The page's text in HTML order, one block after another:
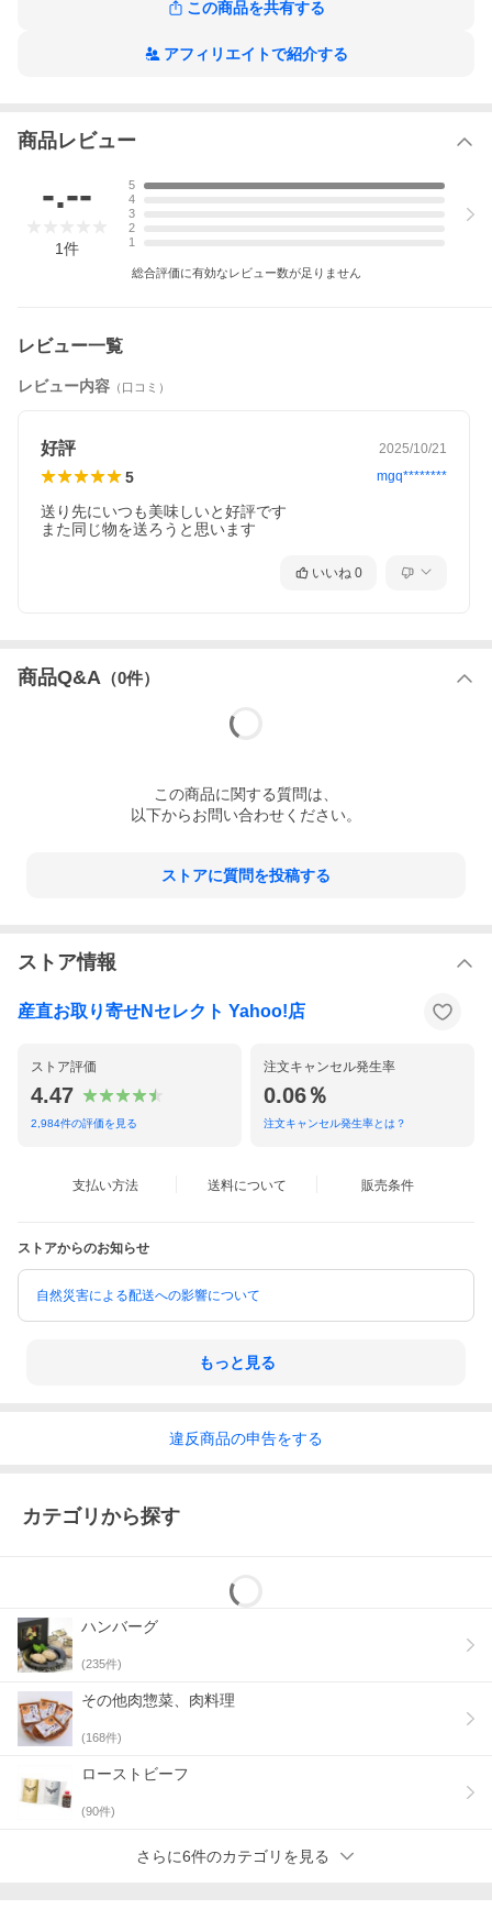
【数量・内容】松阪牛ローストビーフ300ｇ、伊勢醤油100ml、別
【原材料】【ローストビーフ】牛肉（松阪牛）、おろしにんにく
（にんにく、食塩、醸造酢）、胡椒、食塩、酸味料、増粘剤（グ
ァーガム）
料、着色料（ウコン）、香料、増粘多糖類
【さいしこみしょうゆ】大豆（遺伝子組み換えでない）、食塩、
【仕様】掲載商品には、アレルギーの原因といわれる原材料を含
この商品を共有する
アフィリエイトで紹介する
商品レビュー
-.--
1件
5
4
3
2
1
総合評価に有効なレビュー数が足りません
レビュー一覧
レビュー内容 （口コミ）
好評 2025/10/21
5 mgq********
送り先にいつも美味しいと好評です
また同じ物を送ろうと思います
いいね 0
商品Q&A （0件）
この商品に関する質問は、
以下からお問い合わせください。
ストアに質問を投稿する
ストア情報
産直お取り寄せNセレクト Yahoo!店
ストア評価
4.47
2,984件の評価を見る
注文キャンセル発生率
0.06％
注文キャンセル発生率とは？
支払い方法 送料について 販売条件
ストアからのお知らせ
自然災害による配送への影響について
もっと見る
違反商品の申告をする
カテゴリから探す
ハンバーグ
(235件)
その他肉惣菜、肉料理
(168件)
ローストビーフ
(90件)
さらに6件のカテゴリを見る